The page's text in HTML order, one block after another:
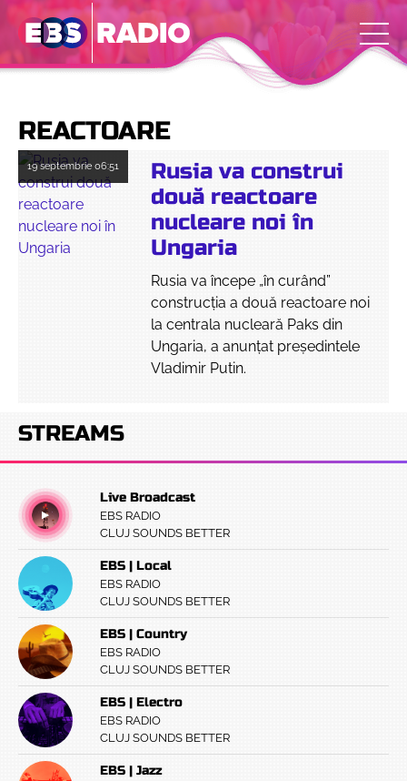
REACTOARE
19 septembrie 06:51
Rusia va construi
două reactoare
nucleare noi în
Ungaria
Rusia va începe „în curând”
construcția a două reactoare noi
la centrala nucleară Paks din
Ungaria, a anunțat președintele
Vladimir Putin.
STREAMS
Live Broadcast
EBS RADIO
CLUJ SOUNDS BETTER
EBS | Local
EBS RADIO
CLUJ SOUNDS BETTER
EBS | Country
EBS RADIO
CLUJ SOUNDS BETTER
EBS | Electro
EBS RADIO
CLUJ SOUNDS BETTER
EBS | Jazz